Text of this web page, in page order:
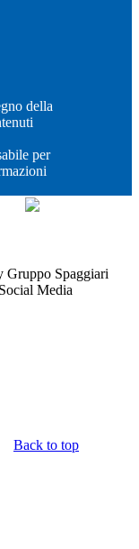
della
per
Gruppo Spaggiari
Media
Back to top